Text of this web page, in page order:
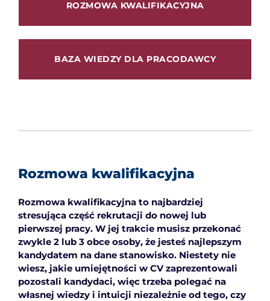
ROZMOWA KWALIFIKACYJNA
BAZA WIEDZY DLA PRACODAWCY
Rozmowa kwalifikacyjna
Rozmowa kwalifikacyjna to najbardziej
stresująca część rekrutacji do nowej lub
pierwszej pracy. W jej trakcie musisz przekonać
zwykle 2 lub 3 obce osoby, że jesteś najlepszym
kandydatem na dane stanowisko. Niestety nie
wiesz, jakie umiejętności w CV zaprezentowali
pozostali kandydaci, więc trzeba polegać na
własnej wiedzy i intuicji niezależnie od tego, czy